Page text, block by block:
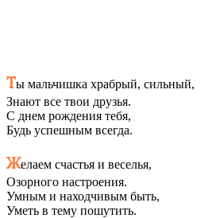
Ты мальчишка храбрый, сильный,
Знают все твои друзья.
С днем рождения тебя,
Будь успешным всегда.
Желаем счастья и веселья,
Озорного настроения.
Умным и находчивым быть,
Уметь в тему пошутить.